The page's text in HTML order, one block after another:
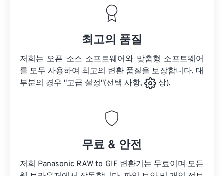
최고의 품질
저희는 오픈 소스 소프트웨어와 맞춤형 소프트웨어
를 모두 사용하여 최고의 변환 품질을 보장합니다. 대
부분의 경우 "고급 설정"(선택 사항,
상).
무료 & 안전
저희 Panasonic RAW to GIF 변환기는 무료이며 모든